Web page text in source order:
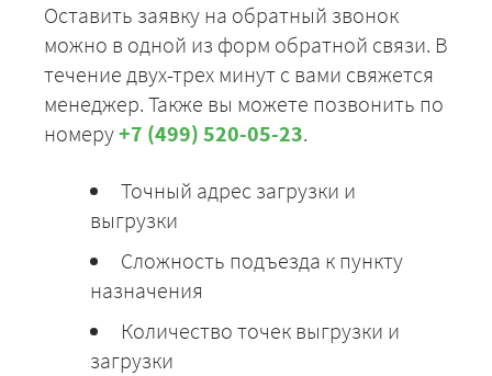
Оставить заявку на обратный звонок
можно в одной из форм обратной связи. В
течение двух-трех минут с вами свяжется
менеджер. Также вы можете позвонить по
номеру+7 (499) 520-05-23.
Точный адрес загрузки и
выгрузки
Сложность подъезда к пункту
назначения
Количество точек выгрузки и
загрузки